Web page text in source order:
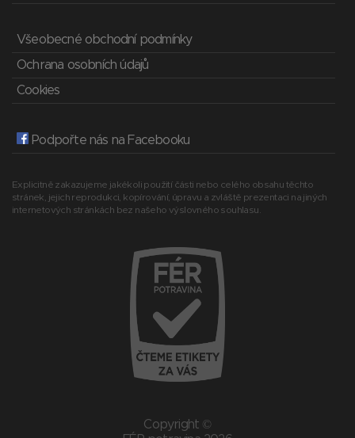
Všeobecné obchodní podmínky
Ochrana osobních údajů
Cookies
Podpořte nás na Facebooku
Explicitně zakazujeme jakékoli použití části nebo celého obsahu těchto
stránek, jejich reprodukci, kopírování, úpravu a zvláště prezentaci na jiných
internetových stránkách bez našeho výslovného souhlasu.
Copyright ©